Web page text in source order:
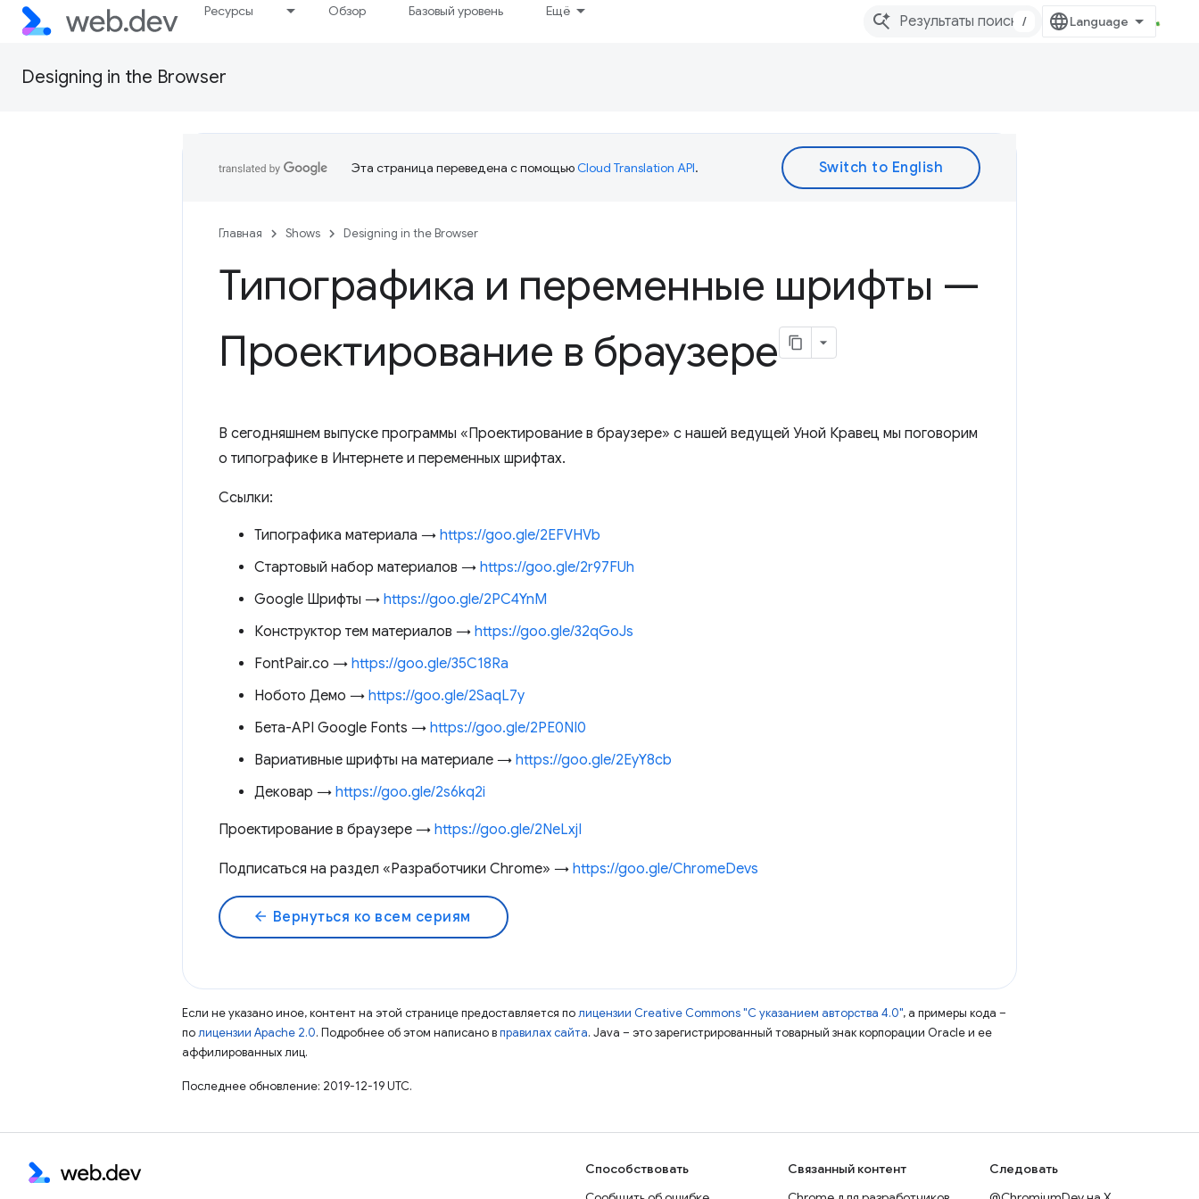
Ресурсы Обзор Базовый уровень Ещё
/
Designing in the Browser
Эта страница переведена с помощьюCloud Translation API.
Главная Shows Designing in the Browser
Типографика и переменные шрифты —
Проектирование в браузере
В сегодняшнем выпуске программы «Проектирование в браузере» с нашей ведущей Уной Кравец мы поговорим
о типографике в Интернете и переменных шрифтах.
Ссылки:
Типографика материала → https://goo.gle/2EFVHVb
Стартовый набор материалов → https://goo.gle/2r97FUh
Google Шрифты → https://goo.gle/2PC4YnM
Конструктор тем материалов → https://goo.gle/32qGoJs
FontPair.co → https://goo.gle/35C18Ra
Нобото Демо → https://goo.gle/2SaqL7y
Бета-API Google Fonts → https://goo.gle/2PE0NI0
Вариативные шрифты на материале → https://goo.gle/2EyY8cb
Дековар → https://goo.gle/2s6kq2i
Проектирование в браузере → https://goo.gle/2NeLxjI
Подписаться на раздел «Разработчики Chrome» → https://goo.gle/ChromeDevs
arrow_back Вернуться ко всем сериям
Если не указано иное, контент на этой странице предоставляется полицензии Creative Commons "С указанием авторства 4.0", а примеры кода –
полицензии Apache 2.0. Подробнее об этом написано вправилах сайта. Java – это зарегистрированный товарный знак корпорации Oracle и ее
аффилированных лиц.
Последнее обновление: 2019-12-19 UTC.
Способствовать
Связанный контент
Следовать